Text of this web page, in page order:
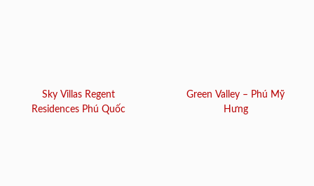
Sky Villas Regent
Residences Phú Quốc
Green Valley – Phú Mỹ
Hưng